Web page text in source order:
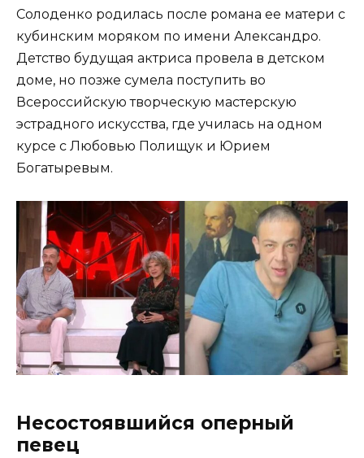
Солоденко родилась после романа ее матери с
кубинским моряком по имени Александро.
Детство будущая актриса провела в детском
доме, но позже сумела поступить во
Всероссийскую творческую мастерскую
эстрадного искусства, где училась на одном
курсе с Любовью Полищук и Юрием
Богатыревым.
Несостоявшийся оперный
певец